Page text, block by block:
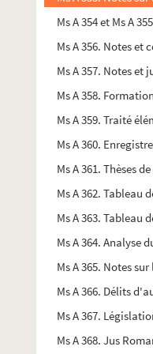
Ms A 354 et Ms A
Ms A 356. Notes
Ms A 357. Notes
Ms A 358.
Ms A 359. Traité
Ms A 360.
Ms A 361. Thèses
Ms A 362. Tableau
Ms A 363. Tableau
Ms A 364. Analyse
Ms A 365. Notes
Ms A 366. Délits
Ms A 367.
Ms A 368. Jus